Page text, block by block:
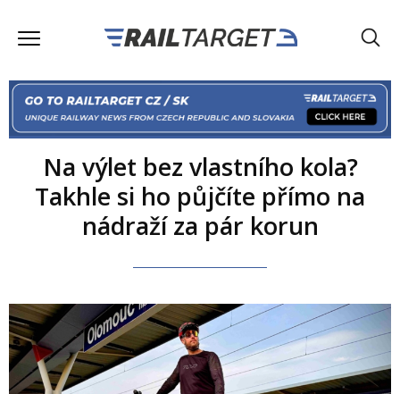
Na výlet bez vlastního kola?
Takhle si ho půjčíte přímo na
nádraží za pár korun